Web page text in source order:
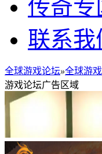
传奇专
联系我
全球游戏论坛»全球游
游戏论坛广告区域